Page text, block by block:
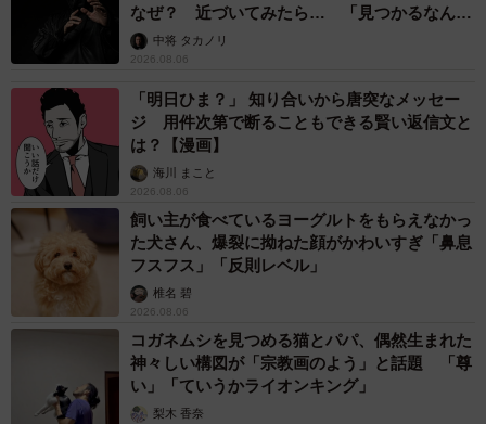
なぜ？ 近づいてみたら… 「見つかるなんて
未熟」中将 タカノリ
2026.08.06
「明日ひま？」 知り合いから唐突なメッセー
ジ 用件次第で断ることもできる賢い返信文と
は？【漫画】
海川 まこと
2026.08.06
飼い主が食べているヨーグルトをもらえなかっ
た犬さん、爆裂に拗ねた顔がかわいすぎ「鼻息
フスフス」「反則レベル」
椎名 碧
2026.08.06
コガネムシを見つめる猫とパパ、偶然生まれた
神々しい構図が「宗教画のよう」と話題 「尊
い」「ていうかライオンキング」
梨木 香奈